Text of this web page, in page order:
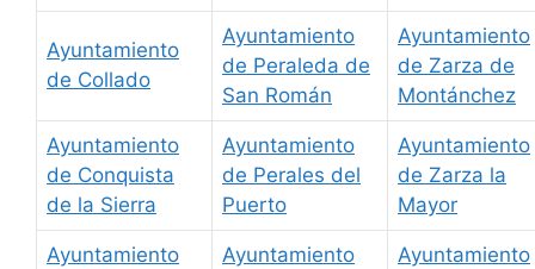
Ayuntamiento
de Collado
Ayuntamiento
de Peraleda de
San Román
Ayuntamiento
de Zarza de
Montánchez
Ayuntamiento
de Conquista
de la Sierra
Ayuntamiento
de Perales del
Puerto
Ayuntamiento
de Zarza la
Mayor
Ayuntamiento
Ayuntamiento
Ayuntamiento